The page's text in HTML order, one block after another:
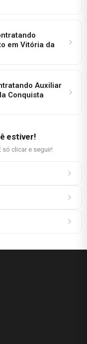
em Vitória da
Auxiliar
Conquista
estiver!
só clicar e seguir!